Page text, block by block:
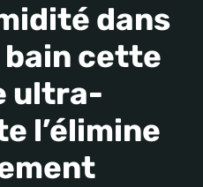
dans
bain cette
ultra-
l’élimine